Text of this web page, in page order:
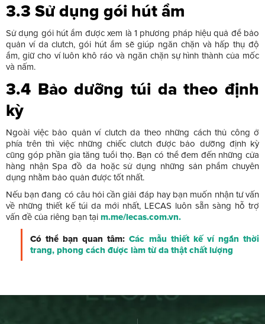
3.3 Sử dụng gói hút ẩm
Sử dụng gói hút ẩm được xem là 1 phương pháp hiệu quả để bảo
quản ví da clutch, gói hút ẩm sẽ giúp ngăn chặn và hấp thụ độ
ẩm, giữ cho ví luôn khô ráo và ngăn chặn sự hình thành của mốc
và nấm.
3.4 Bảo dưỡng túi da theo định
kỳ
Ngoài việc bảo quản ví clutch da theo những cách thủ công ở
phía trên thì việc những chiếc clutch được bảo dưỡng định kỳ
cũng góp phần gia tăng tuổi thọ. Bạn có thể đem đến những cửa
hàng nhận Spa đồ da hoặc sử dụng những sản phẩm chuyên
dụng nhằm bảo quản được tốt nhất.
Nếu bạn đang có câu hỏi cần giải đáp hay bạn muốn nhận tư vấn
về những thiết kế túi da mới nhất, LECAS luôn sẵn sàng hỗ trợ
vấn đề của riêng bạn tại m.me/lecas.com.vn.
Có thể bạn quan tâm:Các mẫu thiết kế ví ngắn thời
trang, phong cách được làm từ da thật chất lượng